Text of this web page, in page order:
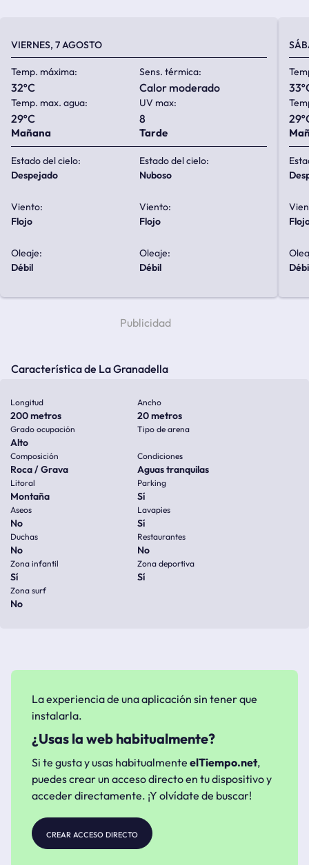
VIERNES, 7 AGOSTO
Temp. máxima:
32ºC
Sens. térmica:
calor moderado
Temp. max. agua:
29ºC
UV max:
8
Mañana
Estado del cielo:
despejado
Viento:
flojo
Oleaje:
débil
Tarde
Estado del cielo:
nuboso
Viento:
flojo
Oleaje:
débil
Característica de La Granadella
Longitud
200 metros
Ancho
20 metros
Grado ocupación
Alto
Tipo de arena
Composición
Roca / Grava
Condiciones
Aguas tranquilas
Litoral
Montaña
Parking
Sí
Aseos
No
Lavapies
Sí
Duchas
No
Restaurantes
No
Zona infantil
Sí
Zona deportiva
Sí
Zona surf
No
La experiencia de una aplicación sin tener que
instalarla.
¿Usas la web habitualmente?
Si te gusta y usas habitualmente elTiempo.net,
puedes crear un acceso directo en tu dispositivo y
acceder directamente. ¡Y olvídate de buscar!
crear acceso directo